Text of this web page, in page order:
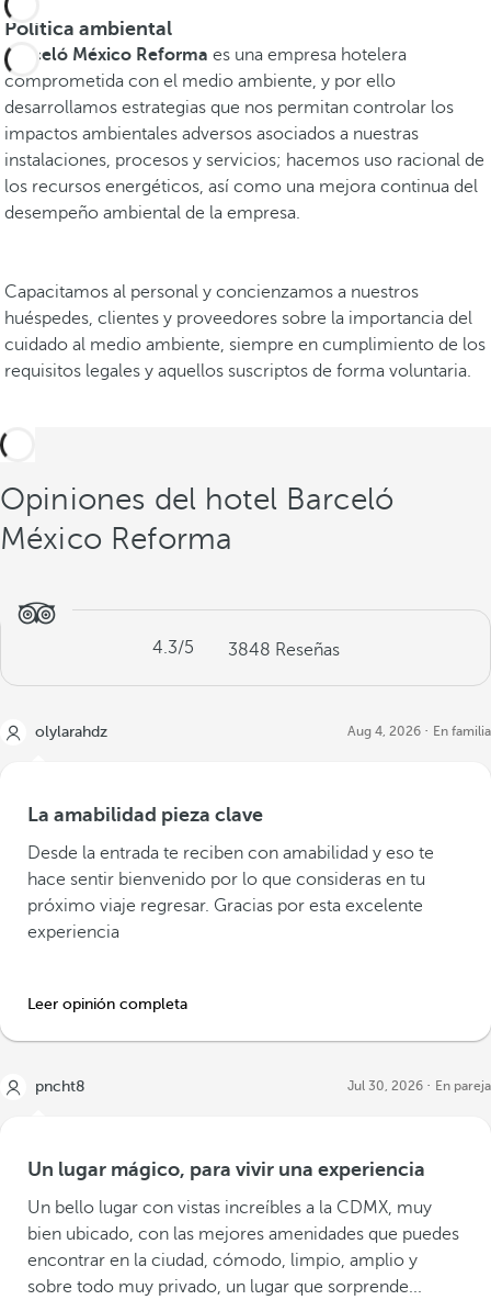
Política ambiental
Barceló México Reforma es una empresa hotelera
comprometida con el medio ambiente, y por ello
desarrollamos estrategias que nos permitan controlar los
impactos ambientales adversos asociados a nuestras
instalaciones, procesos y servicios; hacemos uso racional de
los recursos energéticos, así como una mejora continua del
desempeño ambiental de la empresa.
Capacitamos al personal y concienzamos a nuestros
huéspedes, clientes y proveedores sobre la importancia del
cuidado al medio ambiente, siempre en cumplimiento de los
requisitos legales y aquellos suscriptos de forma voluntaria.
Opiniones del hotel Barceló
México Reforma
4.3/5 3848 Reseñas
olylarahdz Aug 4, 2026 En familia
La amabilidad pieza clave
Desde la entrada te reciben con amabilidad y eso te
hace sentir bienvenido por lo que consideras en tu
próximo viaje regresar. Gracias por esta excelente
experiencia
Leer opinión completa
pncht8 Jul 30, 2026 En pareja
Un lugar mágico, para vivir una experiencia
Un bello lugar con vistas increíbles a la CDMX, muy
bien ubicado, con las mejores amenidades que puedes
encontrar en la ciudad, cómodo, limpio, amplio y
sobre todo muy privado, un lugar que sorprende...